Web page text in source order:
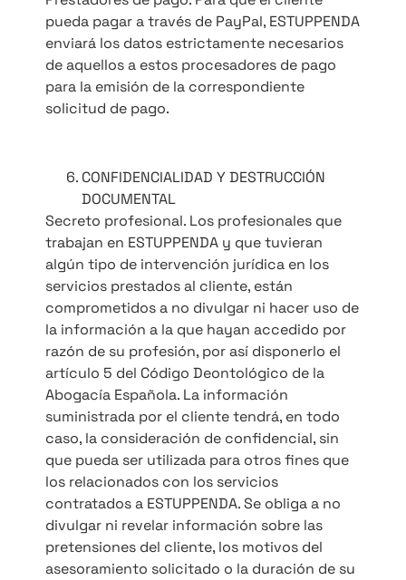
pueda pagar a través de PayPal, ESTUPPENDA
enviará los datos estrictamente necesarios
de aquellos a estos procesadores de pago
para la emisión de la correspondiente
solicitud de pago.
CONFIDENCIALIDAD Y DESTRUCCIÓN
DOCUMENTAL
Secreto profesional. Los profesionales que
trabajan en ESTUPPENDA y que tuvieran
algún tipo de intervención jurídica en los
servicios prestados al cliente, están
comprometidos a no divulgar ni hacer uso de
la información a la que hayan accedido por
razón de su profesión, por así disponerlo el
artículo 5 del Código Deontológico de la
Abogacía Española. La información
suministrada por el cliente tendrá, en todo
caso, la consideración de confidencial, sin
que pueda ser utilizada para otros fines que
los relacionados con los servicios
contratados a ESTUPPENDA. Se obliga a no
divulgar ni revelar información sobre las
pretensiones del cliente, los motivos del
asesoramiento solicitado o la duración de su